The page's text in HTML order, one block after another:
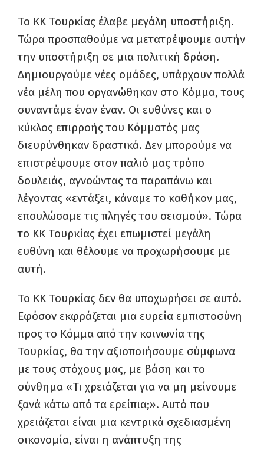
Το KK Τουρκίας έλαβε μεγάλη υποστήριξη.
Τώρα προσπαθούμε να μετατρέψουμε αυτήν
την υποστήριξη σε μια πολιτική δράση.
Δημιουργούμε νέες ομάδες, υπάρχουν πολλά
νέα μέλη που οργανώθηκαν στο Κόμμα, τους
συναντάμε έναν έναν. Οι ευθύνες και ο
κύκλος επιρροής του Κόμματός μας
διευρύνθηκαν δραστικά. Δεν μπορούμε να
επιστρέψουμε στον παλιό μας τρόπο
δουλειάς, αγνοώντας τα παραπάνω και
λέγοντας «εντάξει, κάναμε το καθήκον μας,
επουλώσαμε τις πληγές του σεισμού». Τώρα
το ΚΚ Τουρκίας έχει επωμιστεί μεγάλη
ευθύνη και θέλουμε να προχωρήσουμε με
αυτή.
Το ΚΚ Τουρκίας δεν θα υποχωρήσει σε αυτό.
Εφόσον εκφράζεται μια ευρεία εμπιστοσύνη
προς το Κόμμα από την κοινωνία της
Τουρκίας, θα την αξιοποιήσουμε σύμφωνα
με τους στόχους μας, με βάση και το
σύνθημα «Τι χρειάζεται για να μη μείνουμε
ξανά κάτω από τα ερείπια;». Αυτό που
χρειάζεται είναι μια κεντρικά σχεδιασμένη
οικονομία, είναι η ανάπτυξη της